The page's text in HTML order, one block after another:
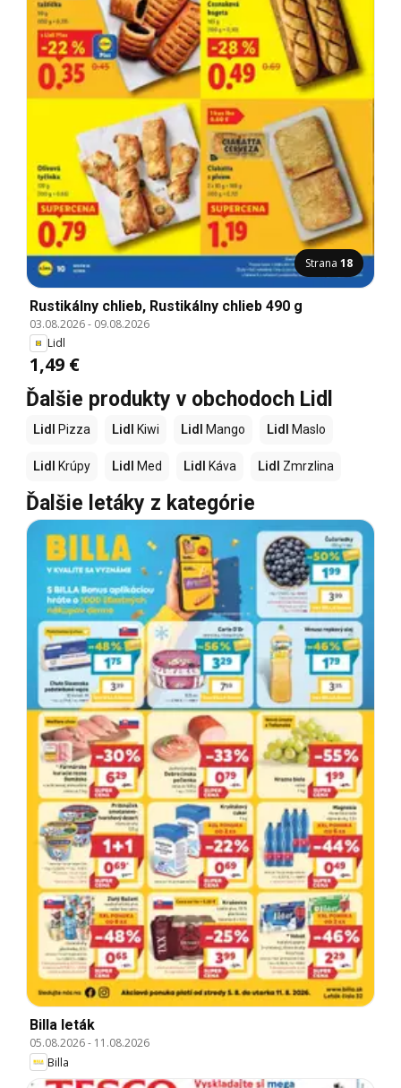
Strana 18
Rustikálny chlieb, Rustikálny chlieb 490 g
03.08.2026- 09.08.2026
Lidl
1,49 €
Ďalšie produkty v obchodoch Lidl
Lidl Pizza Lidl Kiwi Lidl Mango Lidl Maslo
Lidl Krúpy Lidl Med Lidl Káva Lidl Zmrzlina
Ďalšie letáky z kategórie
Billa leták
05.08.2026- 11.08.2026
Billa